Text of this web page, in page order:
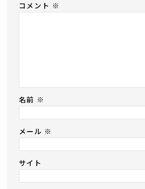
コメント ※
名前 ※
メール ※
サイト